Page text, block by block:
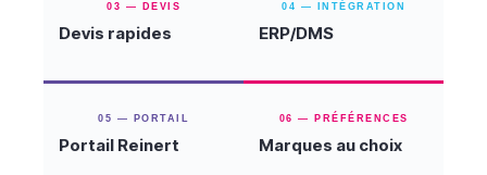
03 — DEVIS
Devis rapides
04 — INTÉGRATION
ERP/DMS
05 — PORTAIL
Portail Reinert
06 — PRÉFÉRENCES
Marques au choix